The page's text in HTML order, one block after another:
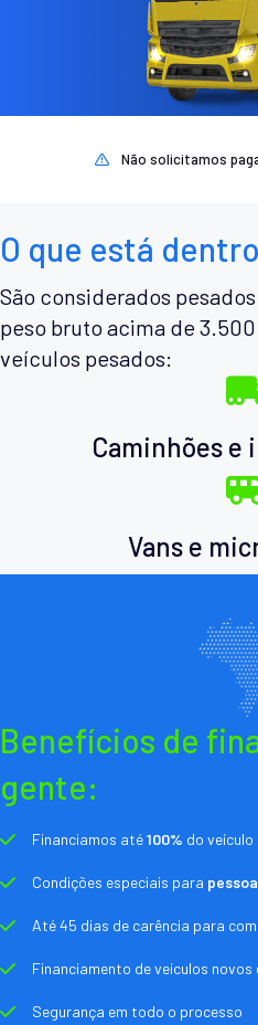
Não solicitamos
O que está
São considerados
peso bruto acima de
veículos pesados:
Caminhões e
Vans e
Benefícios de
gente:
Financiamos até100% do
Condições especiais para
Até 45 dias de carência para
Financiamento de veículos novos
Segurança em todo o processo